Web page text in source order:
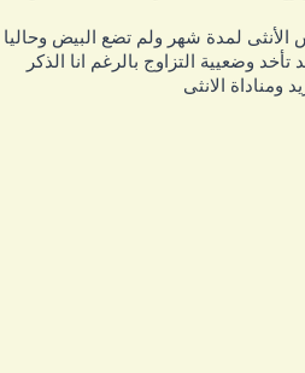
لمدة شهر ولم تضع البيض وحاليا
وضعيية التزاوج بالرغم انا الذكر
ومناداة الانثى